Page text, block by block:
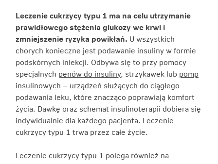
Leczenie cukrzycy typu 1 ma na celu utrzymanie
prawidłowego stężenia glukozy we krwi i
zmniejszenie ryzyka powikłań. U wszystkich
chorych konieczne jest podawanie insuliny w formie
podskórnych iniekcji. Odbywa się to przy pomocy
specjalnych penów do insuliny, strzykawek lub pomp
insulinowych – urządzeń służących do ciągłego
podawania leku, które znacząco poprawiają komfort
życia. Dawkę oraz schemat insulinoterapii dobiera się
indywidualnie dla każdego pacjenta. Leczenie
cukrzycy typu 1 trwa przez całe życie.
Leczenie cukrzycy typu 1 polega również na